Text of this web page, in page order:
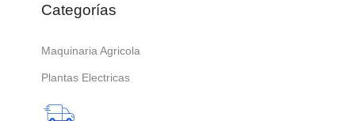
Categorías
Maquinaria Agricola
Plantas Electricas